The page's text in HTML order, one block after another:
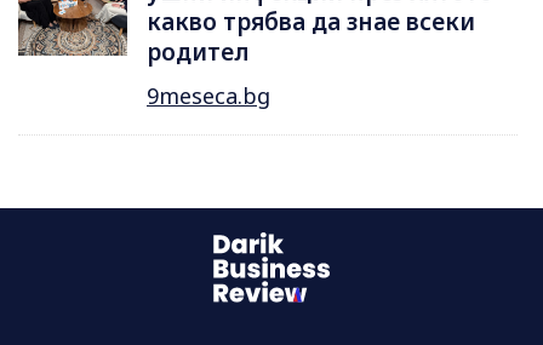
какво трябва да знае всеки
родител
9meseca.bg